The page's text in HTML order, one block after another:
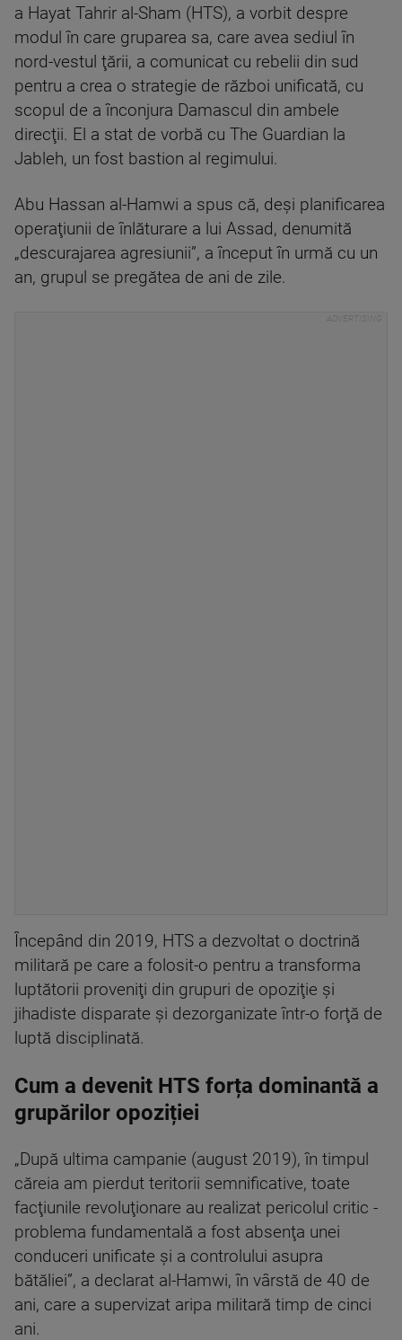
a Hayat Tahrir al-Sham (HTS), a vorbit despre
modul în care gruparea sa, care avea sediul în
nord-vestul ţării, a comunicat cu rebelii din sud
pentru a crea o strategie de război unificată, cu
scopul de a înconjura Damascul din ambele
direcţii. El a stat de vorbă cu The Guardian la
Jableh, un fost bastion al regimului.
Abu Hassan al-Hamwi a spus că, deşi planificarea
operaţiunii de înlăturare a lui Assad, denumită
„descurajarea agresiunii”, a început în urmă cu un
an, grupul se pregătea de ani de zile.
Începând din 2019, HTS a dezvoltat o doctrină
militară pe care a folosit-o pentru a transforma
luptătorii proveniţi din grupuri de opoziţie şi
jihadiste disparate şi dezorganizate într-o forţă de
luptă disciplinată.
Cum a devenit HTS forța dominantă a
grupărilor opoziției
„După ultima campanie (august 2019), în timpul
căreia am pierdut teritorii semnificative, toate
facţiunile revoluţionare au realizat pericolul critic -
problema fundamentală a fost absenţa unei
conduceri unificate şi a controlului asupra
bătăliei”, a declarat al-Hamwi, în vârstă de 40 de
ani, care a supervizat aripa militară timp de cinci
ani.